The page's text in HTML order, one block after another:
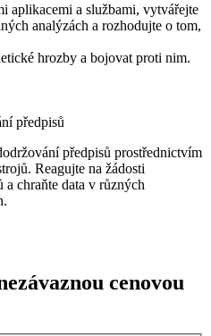
aplikacemi a službami, vytvářejte
analýzách a rozhodujte o tom,
hrozby a bojovat proti nim.
předpisů
předpisů prostřednictvím
Reagujte na žádosti
chraňte data v různých
cenovou